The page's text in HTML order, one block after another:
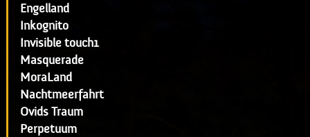
Engelland
Inkognito
Invisible touch1
Masquerade
MoraLand
Nachtmeerfahrt
Ovids Traum
Perpetuum